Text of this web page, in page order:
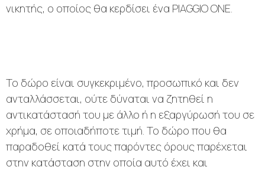
νικητής, ο οποίος θα κερδίσει ένα PIAGGIO ONE.
Το δώρο είναι συγκεκριμένο, προσωπικό και δεν
ανταλλάσσεται, ούτε δύναται να ζητηθεί η
αντικατάστασή του με άλλο ή η εξαργύρωσή του σε
χρήμα, σε οποιαδήποτε τιμή. Το δώρο που θα
παραδοθεί κατά τους παρόντες όρους παρέχεται
στην κατάσταση στην οποία αυτό έχει και